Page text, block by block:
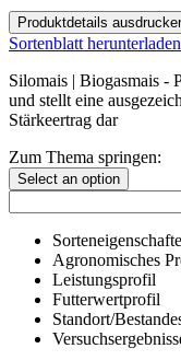
Produktdetails
Sortenblatt herunterladen
Silomais | Biogasmais -
und stellt eine
Stärkeertrag dar
Zum Thema springen:
Select an option
Agronomisches
Leistungsprofil
Futterwertprofil
Standort/